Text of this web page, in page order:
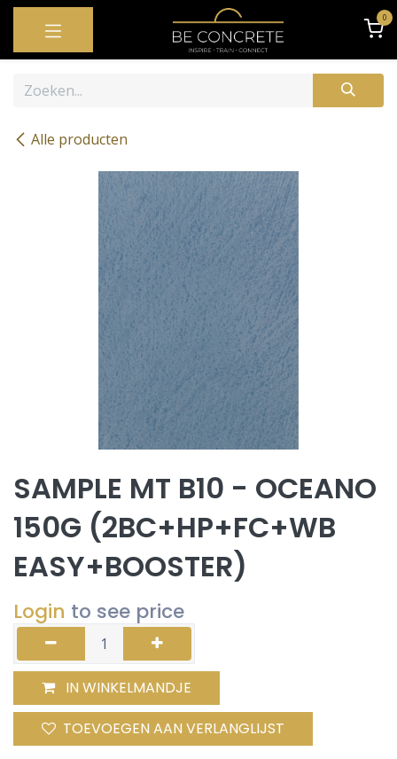
OVERSLAAN NAAR INHOUD 0
Alle producten
SAMPLE MT B10 - OCEANO
150G (2BC+HP+FC+WB
EASY+BOOSTER)
Login to see price
IN WINKELMANDJE
TOEVOEGEN AAN VERLANGLIJST